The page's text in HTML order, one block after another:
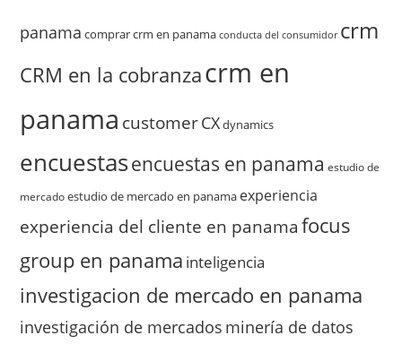
panama comprar crm en panama conducta del consumidor crm
CRM en la cobranzacrm en
panama customerCXdynamics
encuestasencuestas en panama estudio de
mercado estudio de mercado en panama experiencia
experiencia del cliente en panama focus
group en panama inteligencia
investigacion de mercado en panama
investigación de mercados minería de datos